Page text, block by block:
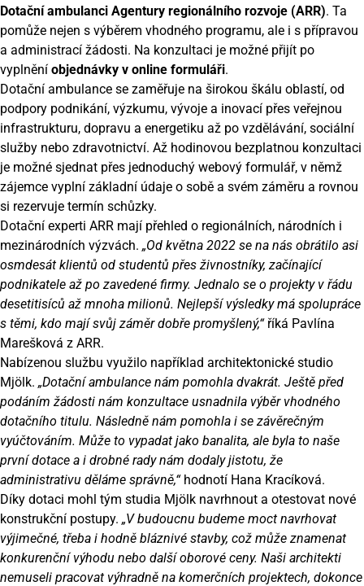
Dotační ambulanci Agentury regionálního rozvoje (ARR). Ta
pomůže nejen s výběrem vhodného programu, ale i s přípravou
a administrací žádosti. Na konzultaci je možné přijít po
vyplnění objednávky v online formuláři.
Dotační ambulance se zaměřuje na širokou škálu oblastí, od
podpory podnikání, výzkumu, vývoje a inovací přes veřejnou
infrastrukturu, dopravu a energetiku až po vzdělávání, sociální
služby nebo zdravotnictví. Až hodinovou bezplatnou konzultaci
je možné sjednat přes jednoduchý webový formulář, v němž
zájemce vyplní základní údaje o sobě a svém záměru a rovnou
si rezervuje termín schůzky.
Dotační experti ARR mají přehled o regionálních, národních i
mezinárodních výzvách. „Od května 2022 se na nás obrátilo asi
osmdesát klientů od studentů přes živnostníky, začínající
podnikatele až po zavedené firmy. Jednalo se o projekty v řádu
desetitisíců až mnoha milionů. Nejlepší výsledky má spolupráce
s těmi, kdo mají svůj záměr dobře promyšlený,“říká Pavlína
Marešková z ARR.
Nabízenou službu využilo například architektonické studio
Mjölk. „Dotační ambulance nám pomohla dvakrát. Ještě před
podáním žádosti nám konzultace usnadnila výběr vhodného
dotačního titulu. Následně nám pomohla i se závěrečným
vyúčtováním. Může to vypadat jako banalita, ale byla to naše
první dotace a i drobné rady nám dodaly jistotu, že
administrativu děláme správně,“ hodnotí Hana Kracíková.
Díky dotaci mohl tým studia Mjölk navrhnout a otestovat nové
konstrukční postupy. „V budoucnu budeme moct navrhovat
výjimečné, třeba i hodně bláznivé stavby, což může znamenat
konkurenční výhodu nebo další oborové ceny. Naši architekti
nemuseli pracovat výhradně na komerčních projektech, dokonce